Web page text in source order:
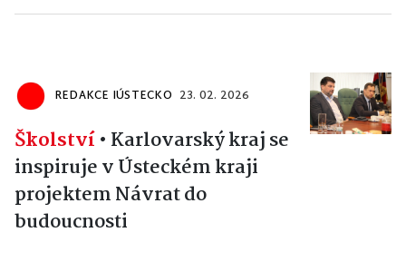
REDAKCE IÚSTECKO 23. 02. 2026
Školství• Karlovarský kraj se
inspiruje v Ústeckém kraji
projektem Návrat do
budoucnosti